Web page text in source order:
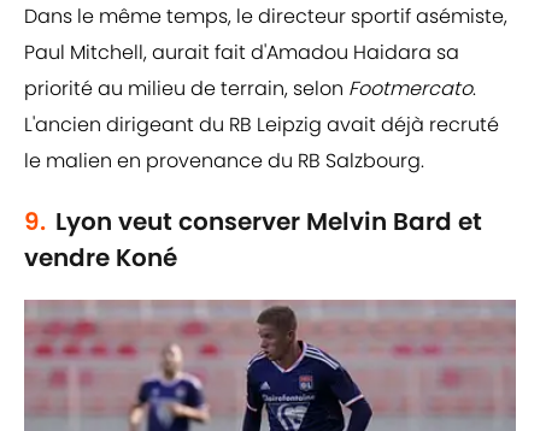
Dans le même temps, le directeur sportif asémiste,
Paul Mitchell, aurait fait d'Amadou Haidara sa
priorité au milieu de terrain, selon Footmercato.
L'ancien dirigeant du RB Leipzig avait déjà recruté
le malien en provenance du RB Salzbourg.
9. Lyon veut conserver Melvin Bard et
vendre Koné